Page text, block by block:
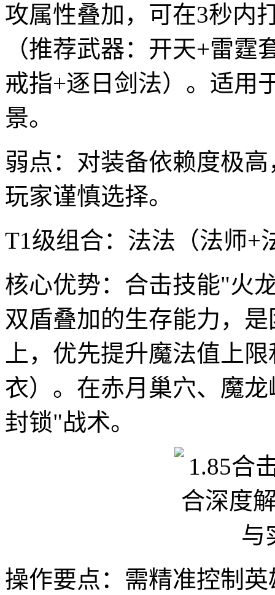
攻属性叠加，可在3秒内
（推荐武器：开天+雷
戒指+逐日剑法）。适用
景。
弱点：对装备依赖度极
玩家谨慎选择。
T1级组合：法法（法师+
核心优势：合击技能"火
双盾叠加的生存能力，
上，优先提升魔法值上
衣）。在赤月巢穴、魔
封锁"战术。
操作要点：需精准控制